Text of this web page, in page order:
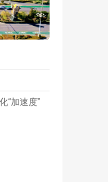
“加速度”